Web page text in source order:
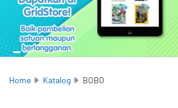
Home Katalog BOBO